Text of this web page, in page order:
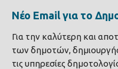
Νέο Email για το
Για την καλύτερη και
των δημοτών,
τις υπηρεσίες